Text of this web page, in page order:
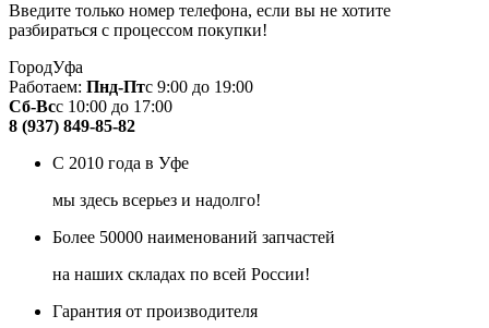
Введите только номер телефона, если вы не хотите
разбираться с процессом покупки!
ГородУфа
Работаем: Пнд-Птс 9:00 до 19:00
Сб-Всс 10:00 до 17:00
8 (937) 849-85-82
С 2010 года в Уфе
мы здесь всерьез и надолго!
Более 50000 наименований запчастей
на наших складах по всей России!
Гарантия от производителя